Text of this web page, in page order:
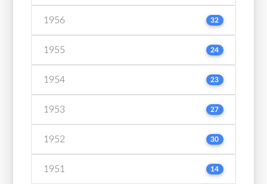
1956 32
1955 24
1954 23
1953 27
1952 30
1951 14